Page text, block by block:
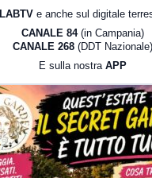
LABTV e anche sul digitale
CANALE 84 (in Campania)
CANALE 268 (DDT Nazionale)
E sulla nostra APP